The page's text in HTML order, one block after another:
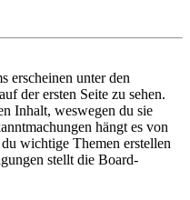
erscheinen unter den
der ersten Seite zu sehen.
Inhalt, weswegen du sie
hängt es von
wichtige Themen erstellen
stellt die Board-